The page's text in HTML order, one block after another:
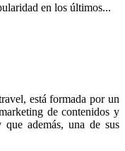
en los últimos...
está formada por un
de contenidos y
además, una de sus